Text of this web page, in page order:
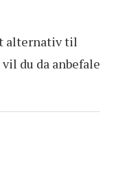
alternativ til
du da anbefale